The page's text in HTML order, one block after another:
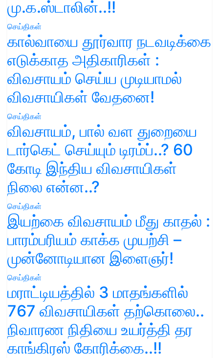
மு.க.ஸ்டாலின்..!!
செய்திகள்
கால்வாயை தூர்வார நடவடிக்கை
எடுக்காத அதிகாரிகள் :
விவசாயம் செய்ய முடியாமல்
விவசாயிகள் வேதனை!
செய்திகள்
விவசாயம், பால் வள துறையை
டார்கெட் செய்யும் டிரம்ப்..? 60
கோடி இந்திய விவசாயிகள்
நிலை என்ன..?
செய்திகள்
இயற்கை விவசாயம் மீது காதல் :
பாரம்பரியம் காக்க முயற்சி –
முன்னோடியான இளைஞர்!
செய்திகள்
மராட்டியத்தில் 3 மாதங்களில்
767 விவசாயிகள் தற்கொலை..
நிவாரண நிதியை உயர்த்தி தர
காங்கிரஸ் கோரிக்கை..!!